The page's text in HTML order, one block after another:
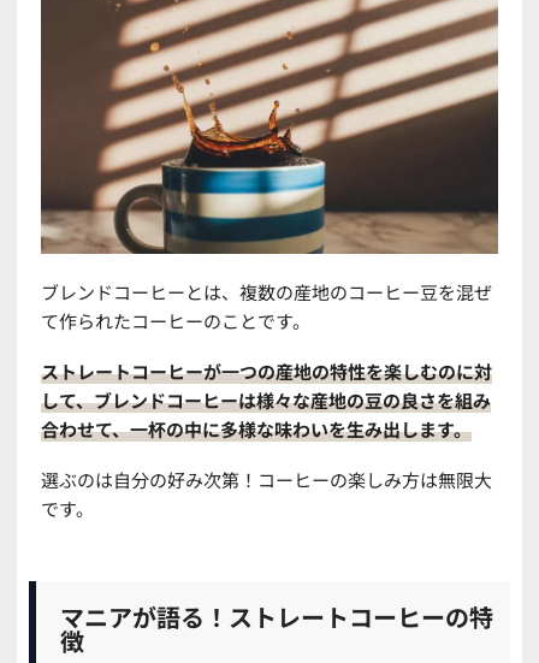
ブレンドコーヒーとは、複数の産地のコーヒー豆を混ぜ
て作られたコーヒーのことです。
ストレートコーヒーが一つの産地の特性を楽しむのに対
して、ブレンドコーヒーは様々な産地の豆の良さを組み
合わせて、一杯の中に多様な味わいを生み出します。
選ぶのは自分の好み次第！コーヒーの楽しみ方は無限大
です。
マニアが語る！ストレートコーヒーの特
徴